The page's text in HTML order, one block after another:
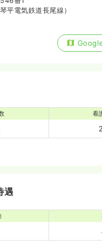
平電気鉄道長尾線）
看
遇